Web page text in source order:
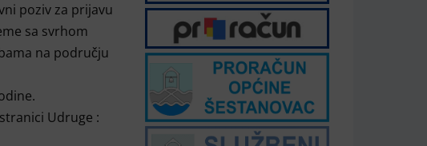
poziv za prijavu
sa svrhom
na području
Udruge :